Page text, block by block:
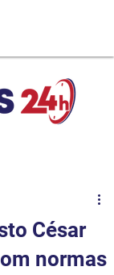
César
normas